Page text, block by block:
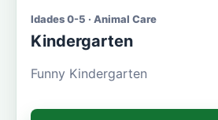
Idades 0-5 · Animal Care
Kindergarten
Funny Kindergarten